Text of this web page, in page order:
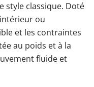
style classique. Doté
ou
et les contraintes
au poids et à la
fluide et